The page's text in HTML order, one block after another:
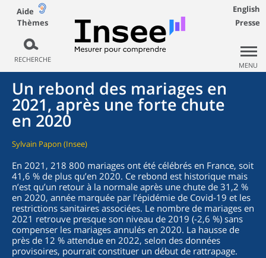
Aide
Thèmes
RECHERCHE
English
Presse
MENU
Un rebond des mariages en
2021, après une forte chute
en 2020
Sylvain Papon (Insee)
En 2021, 218 800 mariages ont été célébrés en France, soit
41,6 % de plus qu’en 2020. Ce rebond est historique mais
n’est qu’un retour à la normale après une chute de 31,2 %
en 2020, année marquée par l’épidémie de Covid-19 et les
restrictions sanitaires associées. Le nombre de mariages en
2021 retrouve presque son niveau de 2019 (-2,6 %) sans
compenser les mariages annulés en 2020. La hausse de
près de 12 % attendue en 2022, selon des données
provisoires, pourrait constituer un début de rattrapage.